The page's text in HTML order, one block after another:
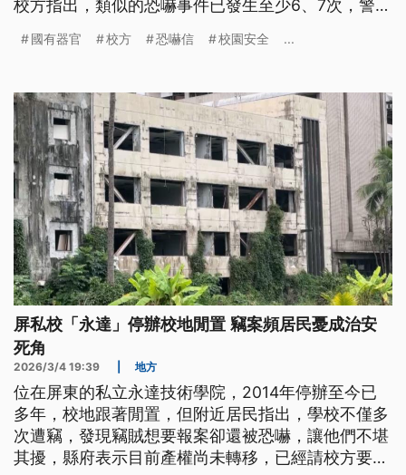
校方指出，類似的恐嚇事件已發生至少6、7次，警方
國有器官 校方 恐嚇信 校園安全 ...
屏私校「永達」停辦校地閒置 竊案頻居民憂成治安
死角
2026/3/4 19:39 地方
位在屏東的私立永達技術學院，2014年停辦至今已
多年，校地跟著閒置，但附近居民指出，學校不僅多
次遭竊，發現竊賊想要報案卻還被恐嚇，讓他們不堪
其擾，縣府表示目前產權尚未轉移，已經請校方要加